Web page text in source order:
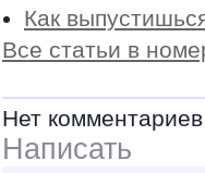
Как
Все статьи в
Нет комментариев
Написать